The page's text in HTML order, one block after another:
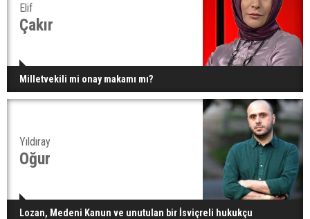
Elif
Çakır
Milletvekili mi onay makamı mı?
Yıldıray
Oğur
Lozan, Medeni Kanun ve unutulan bir İsviçreli hukukçu